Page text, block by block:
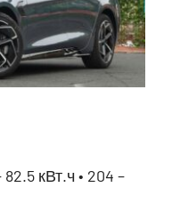
82.5 кВт.ч • 204 –